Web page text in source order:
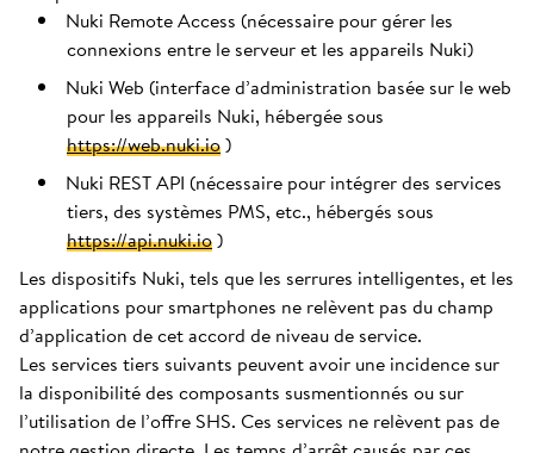
Nuki Remote Access (nécessaire pour gérer les
connexions entre le serveur et les appareils Nuki)
Nuki Web (interface d’administration basée sur le web
pour les appareils Nuki, hébergée sous
https://web.nuki.io)
Nuki REST API (nécessaire pour intégrer des services
tiers, des systèmes PMS, etc., hébergés sous
https://api.nuki.io)
Les dispositifs Nuki, tels que les serrures intelligentes, et les
applications pour smartphones ne relèvent pas du champ
d’application de cet accord de niveau de service.
Les services tiers suivants peuvent avoir une incidence sur
la disponibilité des composants susmentionnés ou sur
l’utilisation de l’offre SHS. Ces services ne relèvent pas de